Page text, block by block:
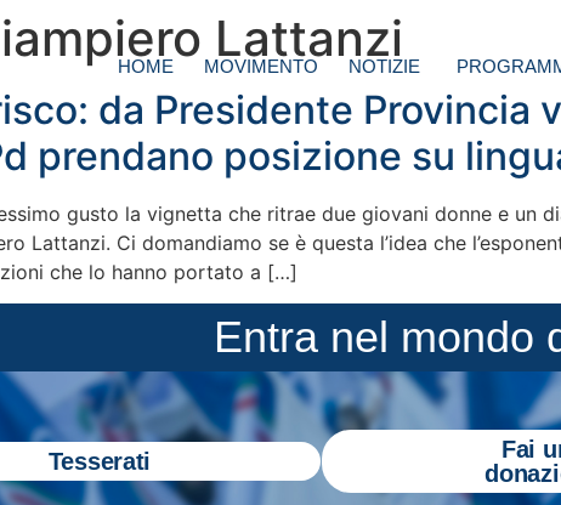
HOME MOVIMENTO NOTIZIE
Lattanzi
da Presidente
prendano posizione su
gusto la vignetta che ritrae due giovani donne e
Lattanzi. Ci domandiamo se è questa l’idea che
che lo hanno portato a […]
Entra nel mondo
Tesserati
Fai